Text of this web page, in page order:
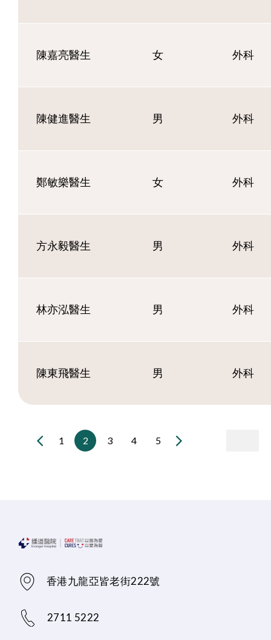
陳嘉亮醫生 女 外科
陳健進醫生 男 外科
鄭敏樂醫生 女 外科
方永毅醫生 男 外科
林亦泓醫生 男 外科
陳東飛醫生 男 外科
1 2 3 4 5
香港九龍亞皆老街222號
2711 5222